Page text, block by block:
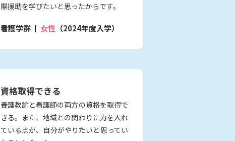
際援助を学びたいと思ったからです。
看護学群 女性 （2024年度入学）
資格取得できる
養護教諭と看護師の両方の資格を取得で
きる。また、地域との関わりに力を入れ
ている点が、自分がやりたいと思ってい